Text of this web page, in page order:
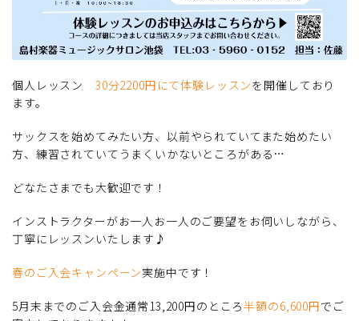
個人レッスン 30分2200円にて体験レッスンを開催しており
ます。
サックスを始めてみたい方、以前やられていてまた始めたい
方、練習されていてうまくいかないところがある…
どなたさまでも大歓迎です！
インストラクターがお一人お一人のご要望をお伺いしながら、
丁寧にレッスンいたします♪
春のご入会キャンペーン実施中です！
5月末までのご入会金通常13,200円のところ半額の6,600円でご